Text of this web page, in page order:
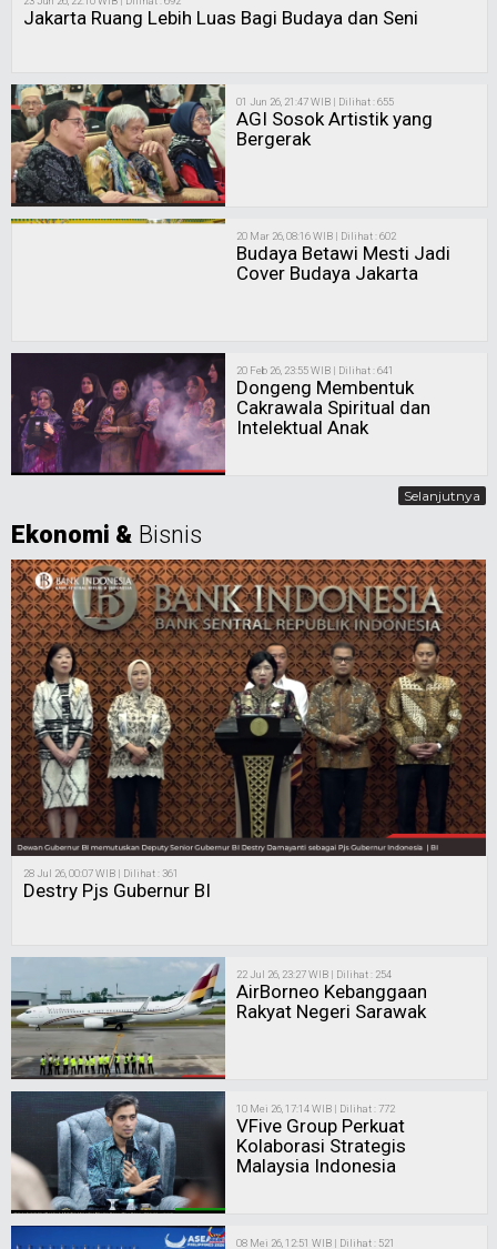
Jakarta Ruang Lebih Luas Bagi Budaya dan Seni
01 Jun 26, 21:47 WIB | Dilihat : 655
AGI Sosok Artistik yang
Bergerak
20 Mar 26, 08:16 WIB | Dilihat : 602
Budaya Betawi Mesti Jadi
Cover Budaya Jakarta
20 Feb 26, 23:55 WIB | Dilihat : 641
Dongeng Membentuk
Cakrawala Spiritual dan
Intelektual Anak
Selanjutnya
Ekonomi & Bisnis
28 Jul 26, 00:07 WIB | Dilihat : 361
Destry Pjs Gubernur BI
22 Jul 26, 23:27 WIB | Dilihat : 254
AirBorneo Kebanggaan
Rakyat Negeri Sarawak
10 Mei 26, 17:14 WIB | Dilihat : 772
VFive Group Perkuat
Kolaborasi Strategis
Malaysia Indonesia
08 Mei 26, 12:51 WIB | Dilihat : 521